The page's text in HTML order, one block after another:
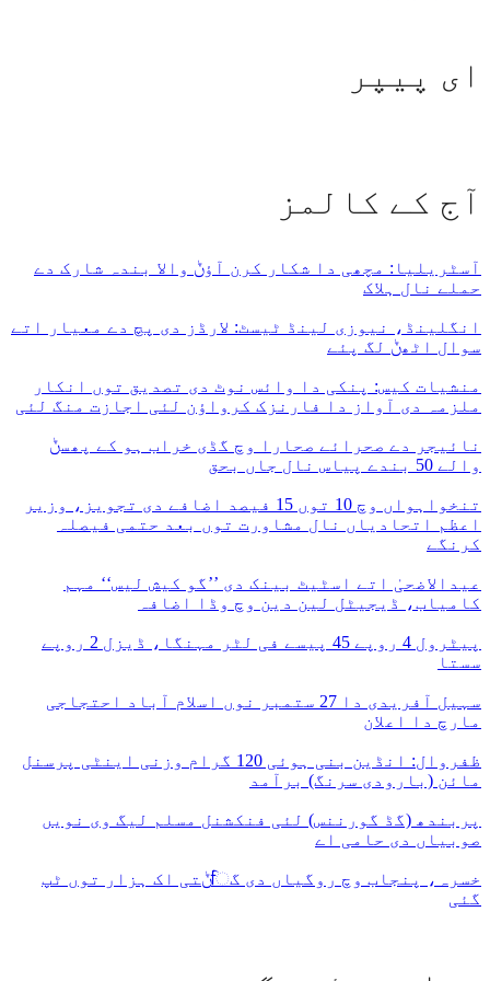
ای پیپر
آج کے کالمز
آسٹریلیا: مچھی دا شکار کرن آؤݨ والا بندہ شارک دے
حملے نال ہلاک
انگلینڈ، نیوزی لینڈ ٹیسٹ: لارڈز دی پچ دے معیار اتے
سوال اٹھݨ لگ پئے
منشیات کیس: پنکی دا وائس نوٹ دی تصدیق توں انکار
ملزمہ دی آواز دا فارنزک کرواؤن لئی اجازت منگ لئی
نائیجر دے صحرائے صحارا وچ گڈی خراب ہو کے پھسݨ
والے 50 بندے پیاس نال جاں بحق
تنخواہواں وچ 10 توں 15 فیصد اضافے دی تجویز، وزیر
اعظم اتحادیاں نال مشاورت توں بعد حتمی فیصلہ
کرنگے
عیدالاضحیٰ اتے اسٹیٹ بینک دی ’’گو کیش لیس‘‘ مہم
کامیاب، ڈیجیٹل لین دین وچ وڈا اضافہ
پیٹرول 4 روپے 45 پیسے فی لٹر مہنگا، ڈیزل 2 روپے
سستا
سہیل آفریدی دا 27 ستمبر نوں اسلام آباد احتجاجی
مارچ دا اعلان
ظفروال: انڈین بنی ہوئی 120 گرام وزنی اینٹی پرسنل
مائن (بارودی سرنگ) برآمد
پربندھ (گڈ گورننس) لئی فنکشنل مسلم لیگ وی نویں
صوبیاں دی حامی اے
خسرہ، پنجاب وچ روگیاں دی گਿݨتی اک ہزار توں ٹپ
گئی